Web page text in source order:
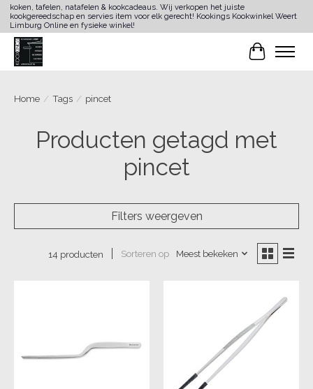
koken, tafelen, natafelen & kookcadeaus. Wij verkopen het juiste
kookgereedschap en servies item voor elk gerecht! Kookings Kookwinkel Weert
Limburg Online en fysieke winkel!
Home / Tags / pincet
Producten getagd met
pincet
Filters weergeven
14 producten Sorteren op Meest bekeken